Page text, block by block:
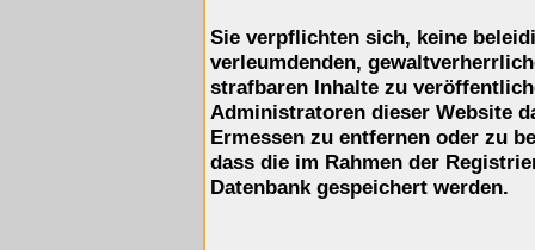
Sie verpflichten sich, keine
verleumdenden,
strafbaren Inhalte zu
Administratoren dieser Website
Ermessen zu entfernen oder zu
dass die im Rahmen der
Datenbank gespeichert werden.